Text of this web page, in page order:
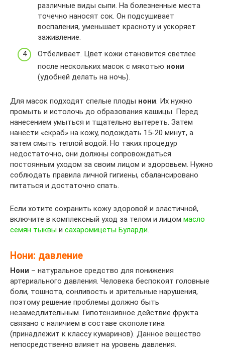
различные виды сыпи. На болезненные места
точечно наносят сок. Он подсушивает
воспаления, уменьшает красноту и ускоряет
заживление.
Отбеливает. Цвет кожи становится светлее
после нескольких масок с мякотью нони
(удобней делать на ночь).
Для масок подходят спелые плоды нони. Их нужно
промыть и истолочь до образования кашицы. Перед
нанесением умыться и тщательно вытереть. Затем
нанести «скраб» на кожу, подождать 15-20 минут, а
затем смыть теплой водой. Но таких процедур
недостаточно, они должны сопровождаться
постоянным уходом за своим лицом и здоровьем. Нужно
соблюдать правила личной гигиены, сбалансировано
питаться и достаточно спать.
Если хотите сохранить кожу здоровой и эластичной,
включите в комплексный уход за телом и лицом масло
семян тыквы и сахаромицеты Буларди.
Нони: давление
Нони – натуральное средство для понижения
артериального давления. Человека беспокоят головные
боли, тошнота, сонливость и зрительные нарушения,
поэтому решение проблемы должно быть
незамедлительным. Гипотензивное действие фрукта
связано с наличием в составе скополетина
(принадлежит к классу кумаринов). Данное вещество
непосредственно влияет на уровень давления.